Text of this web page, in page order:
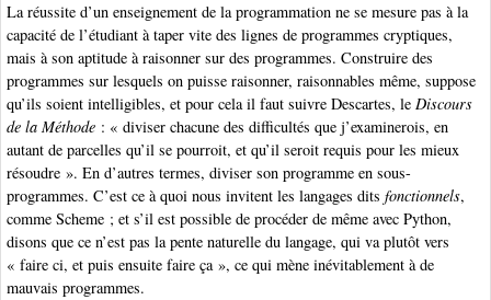
La réussite d’un enseignement de la programmation ne se mesure pas à la
capacité de l’étudiant à taper vite des lignes de programmes cryptiques,
mais à son aptitude à raisonner sur des programmes. Construire des
programmes sur lesquels on puisse raisonner, raisonnables même, suppose
qu’ils soient intelligibles, et pour cela il faut suivre Descartes, le Discours
de la Méthode : « diviser chacune des difficultés que j’examinerois, en
autant de parcelles qu’il se pourroit, et qu’il seroit requis pour les mieux
résoudre ». En d’autres termes, diviser son programme en sous-
programmes. C’est ce à quoi nous invitent les langages dits fonctionnels,
comme Scheme ; et s’il est possible de procéder de même avec Python,
disons que ce n’est pas la pente naturelle du langage, qui va plutôt vers
« faire ci, et puis ensuite faire ça », ce qui mène inévitablement à de
mauvais programmes.